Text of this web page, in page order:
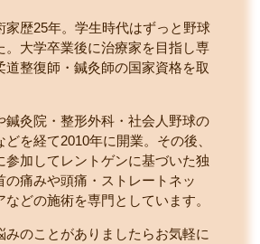
家歴25年。学生時代はずっと野球
。大学卒業後に治療家を目指し専
道整復師・鍼灸師の国家資格を取
鍼灸院・整形外科・社会人野球の
どを経て2010年に開業。その後、
参加してレントゲンに基づいた独
の痛みや頭痛・ストレートネッ
などの施術を専門としています。
みのことがありましたらお気軽に